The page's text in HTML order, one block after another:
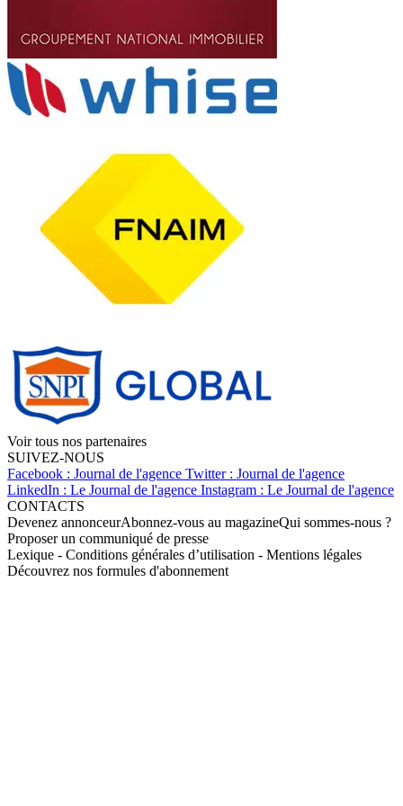
Voir tous nos partenaires
SUIVEZ-NOUS
Facebook : Journal de l'agence Twitter : Journal de l'agence
LinkedIn : Le Journal de l'agence Instagram : Le Journal de l'agence
CONTACTS
Devenez annonceurAbonnez-vous au magazineQui sommes-nous ?
Proposer un communiqué de presse
Lexique - Conditions générales d’utilisation - Mentions légales
Découvrez nos formules d'abonnement